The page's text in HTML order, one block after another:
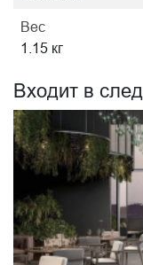
Вес
1.15 кг
Входит в